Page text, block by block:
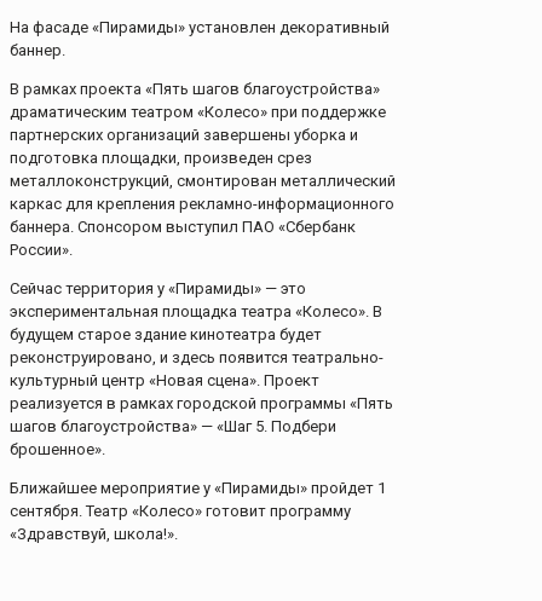
На фасаде «Пирамиды» установлен декоративный
баннер.
В рамках проекта «Пять шагов благоустройства»
драматическим театром «Колесо» при поддержке
партнерских организаций завершены уборка и
подготовка площадки, произведен срез
металлоконструкций, смонтирован металлический
каркас для крепления рекламно-информационного
баннера. Спонсором выступил ПАО «Сбербанк
России».
Сейчас территория у «Пирамиды» — это
экспериментальная площадка театра «Колесо». В
будущем старое здание кинотеатра будет
реконструировано, и здесь появится театрально-
культурный центр «Новая сцена». Проект
реализуется в рамках городской программы «Пять
шагов благоустройства» — «Шаг 5. Подбери
брошенное».
Ближайшее мероприятие у «Пирамиды» пройдет 1
сентября. Театр «Колесо» готовит программу
«Здравствуй, школа!».